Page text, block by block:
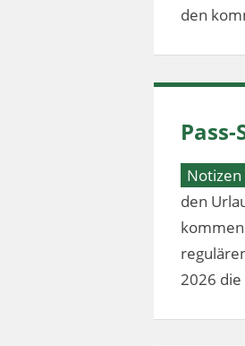
den
Notizen
den
2026